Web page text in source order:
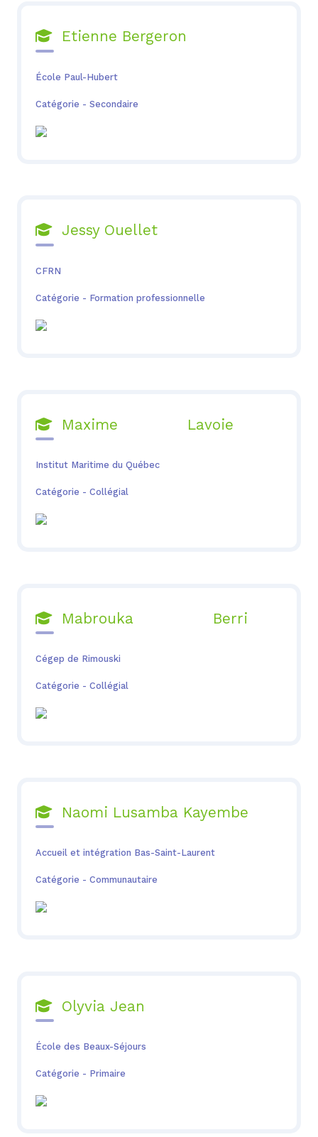
Etienne Bergeron
École Paul-Hubert
Catégorie - Secondaire
Jessy Ouellet
CFRN
Catégorie - Formation professionnelle
Maxime Lavoie
Institut Maritime du Québec
Catégorie - Collégial
Mabrouka Berri
Cégep de Rimouski
Catégorie - Collégial
Naomi Lusamba Kayembe
Accueil et intégration Bas-Saint-Laurent
Catégorie - Communautaire
Olyvia Jean
École des Beaux-Séjours
Catégorie - Primaire